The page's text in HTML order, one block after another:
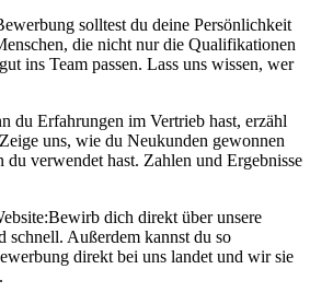
solltest du deine Persönlichkeit
die nicht nur die Qualifikationen
ins Team passen. Lass uns wissen, wer
du Erfahrungen im Vertrieb hast, erzähl
uns, wie du Neukunden gewonnen
du verwendet hast. Zahlen und Ergebnisse
Bewirb dich direkt über unsere
schnell. Außerdem kannst du so
direkt bei uns landet und wir sie